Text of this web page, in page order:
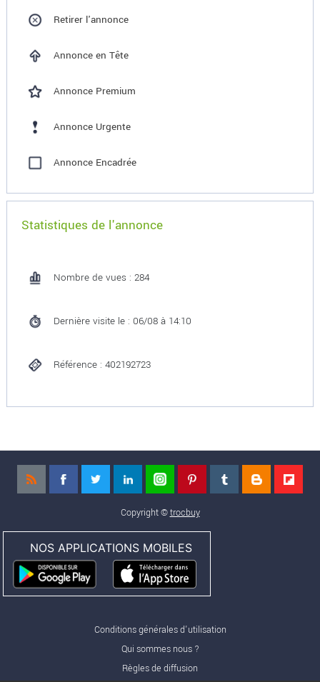
Retirer l'annonce
Annonce en Tête
Annonce Premium
Annonce Urgente
Annonce Encadrée
Statistiques de l'annonce
Nombre de vues : 284
Dernière visite le : 06/08 à 14:10
Référence : 402192723
Copyright ©trocbuy
NOS APPLICATIONS MOBILES
Conditions générales d'utilisation
Qui sommes nous ?
Règles de diffusion